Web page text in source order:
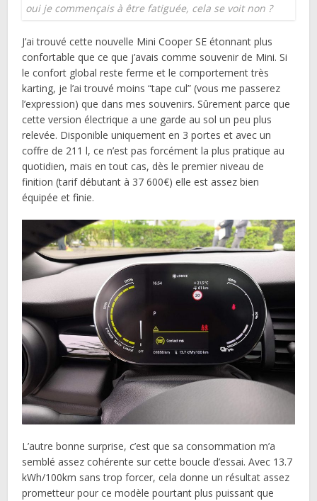
oui je commençais à être fatiguée, cela se voit non ?
J’ai trouvé cette nouvelle Mini Cooper SE étonnant plus
confortable que ce que j’avais comme souvenir de Mini. Si
le confort global reste ferme et le comportement très
karting, je l’ai trouvé moins “tape cul” (vous me passerez
l’expression) que dans mes souvenirs. Sûrement parce que
cette version électrique a une garde au sol un peu plus
relevée. Disponible uniquement en 3 portes et avec un
coffre de 211 l, ce n’est pas forcément la plus pratique au
quotidien, mais en tout cas, dès le premier niveau de
finition (tarif débutant à 37 600€) elle est assez bien
équipée et finie.
L’autre bonne surprise, c’est que sa consommation m’a
semblé assez cohérente sur cette boucle d’essai. Avec 13.7
kWh/100km sans trop forcer, cela donne un résultat assez
prometteur pour ce modèle pourtant plus puissant que